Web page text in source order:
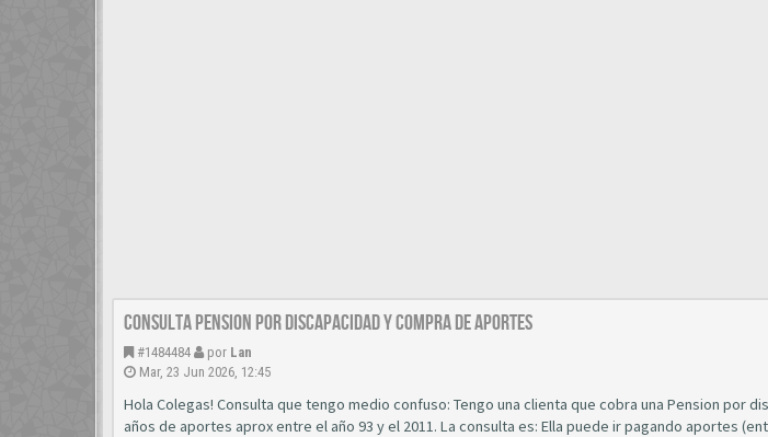
CONSULTA PENSION POR DISCAPACIDAD Y COMPRA DE APORTES
#1484484 por Lan
Mar, 23 Jun 2026, 12:45
Hola Colegas! Consulta que tengo medio confuso: Tengo una clienta que cobra una Pension por
años de aportes aprox entre el año 93 y el 2011. La consulta es: Ella puede ir pagando aportes